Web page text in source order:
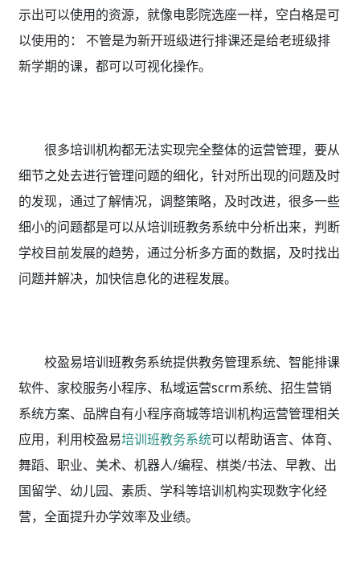
示出可以使用的资源，就像电影院选座一样，空白格是可
以使用的： 不管是为新开班级进行排课还是给老班级排
新学期的课，都可以可视化操作。
很多培训机构都无法实现完全整体的运营管理，要从
细节之处去进行管理问题的细化，针对所出现的问题及时
的发现，通过了解情况，调整策略，及时改进，很多一些
细小的问题都是可以从培训班教务系统中分析出来，判断
学校目前发展的趋势，通过分析多方面的数据，及时找出
问题并解决，加快信息化的进程发展。
校盈易培训班教务系统提供教务管理系统、智能排课
软件、家校服务小程序、私域运营scrm系统、招生营销
系统方案、品牌自有小程序商城等培训机构运营管理相关
应用，利用校盈易培训班教务系统可以帮助语言、体育、
舞蹈、职业、美术、机器人/编程、棋类/书法、早教、出
国留学、幼儿园、素质、学科等培训机构实现数字化经
营，全面提升办学效率及业绩。